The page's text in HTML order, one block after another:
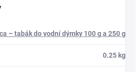
– tabák do vodní dýmky 100 g a 250 g
0.25 kg